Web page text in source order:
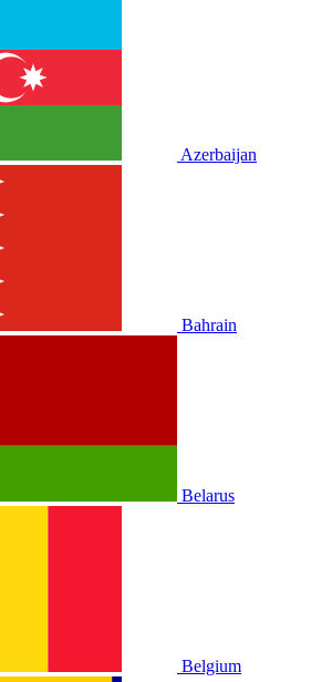
Azerbaijan
Bahrain
Belarus
Belgium